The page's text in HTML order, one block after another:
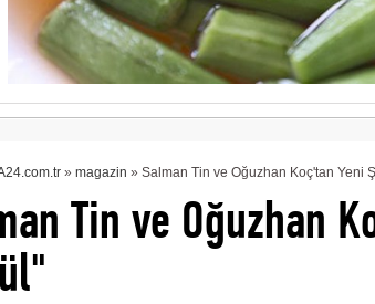
Tin ve Oğuzhan
» magazin » Salman Tin ve Oğuzhan Koç'tan Yeni